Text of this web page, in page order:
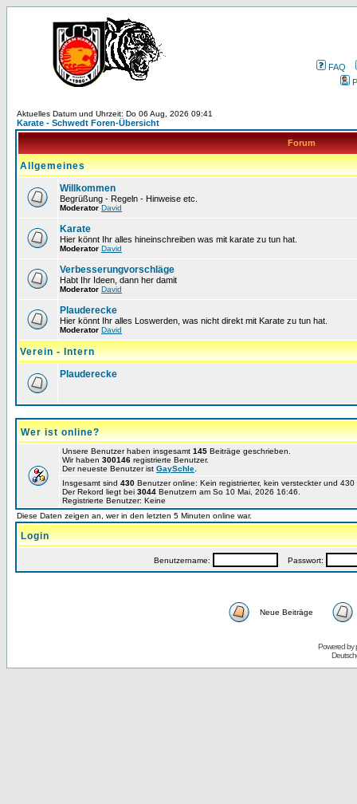
FAQ
Aktuelles Datum und Uhrzeit: Do 06 Aug, 2026 09:41
Karate - Schwedt Foren-Übersicht
Forum
Allgemeines
Willkommen
Begrüßung - Regeln - Hinweise etc.
Moderator David
Karate
Hier könnt Ihr alles hineinschreiben was mit karate zu tun hat.
Moderator David
Verbesserungvorschläge
Habt Ihr Ideen, dann her damit
Moderator David
Plauderecke
Hier könnt Ihr alles Loswerden, was nicht direkt mit Karate zu tun hat.
Moderator David
Verein - Intern
Plauderecke
Wer ist online?
Unsere Benutzer haben insgesamt 145 Beiträge geschrieben.
Wir haben 300146 registrierte Benutzer.
Der neueste Benutzer ist GaySchle
Insgesamt sind 430 Benutzer online: Kein registrierter, kein versteckter und
Der Rekord liegt bei 3044 Benutzern am So 10 Mai, 2026 16:46.
Registrierte Benutzer: Keine
Diese Daten zeigen an, wer in den letzten 5 Minuten online war.
Login
Benutzername: Passwort:
Neue Beiträge
Powered by